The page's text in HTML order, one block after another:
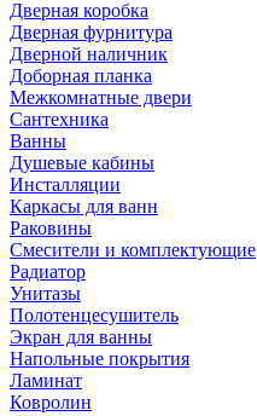
Дверная коробка
Дверная фурнитура
Дверной наличник
Доборная планка
Межкомнатные двери
Сантехника
Ванны
Душевые кабины
Инсталляции
Каркасы для ванн
Раковины
Смесители и комплектующие
Радиатор
Унитазы
Полотенцесушитель
Экран для ванны
Напольные покрытия
Ламинат
Ковролин